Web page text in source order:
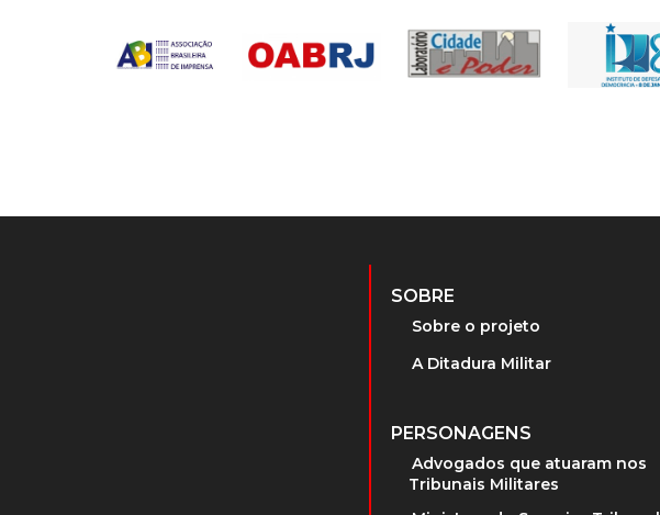
SOBRE
Sobre o projeto
A Ditadura Militar
PERSONAGENS
Advogados que atuaram nos
Tribunais Militares